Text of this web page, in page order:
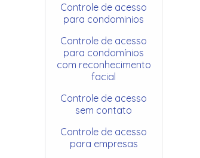
Controle de acesso
para condominios
Controle de acesso
para condomínios
com reconhecimento
facial
Controle de acesso
sem contato
Controle de acesso
para empresas